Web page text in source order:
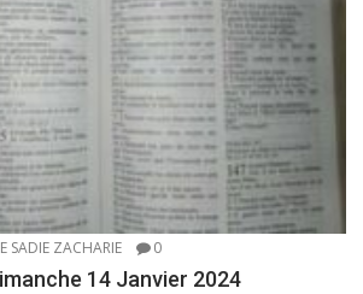
SADIE ZACHARIE 0
14 Janvier 2024